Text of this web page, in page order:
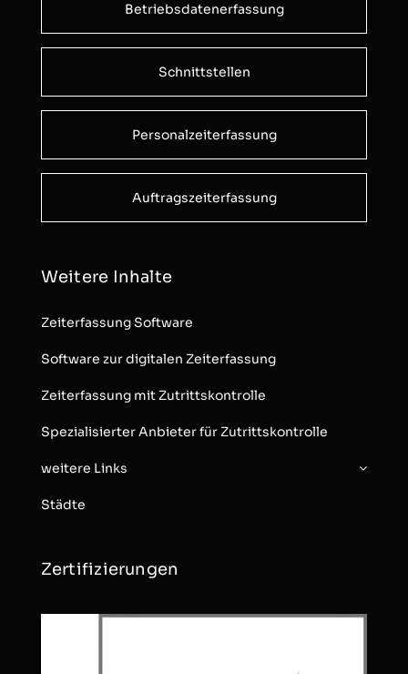
Betriebsdatenerfassung
Schnittstellen
Personalzeiterfassung
Auftragszeiterfassung
Weitere Inhalte
Zeiterfassung Software
Software zur digitalen Zeiterfassung
Zeiterfassung mit Zutrittskontrolle
Spezialisierter Anbieter für Zutrittskontrolle
weitere Links
Städte
Zertifizierungen